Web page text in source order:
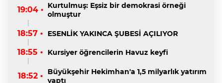
19:04 • Kurtulmuş: Eşsiz bir demokrasi örneği
olmuştur
18:57 • ESENLİK YAKINCA ŞUBESİ AÇILIYOR
18:55 • Kursiyer öğrencilerin Havuz keyfi
18:52 •
Büyükşehir Hekimhan'a 1,5 milyarlık yatırım
yaptı